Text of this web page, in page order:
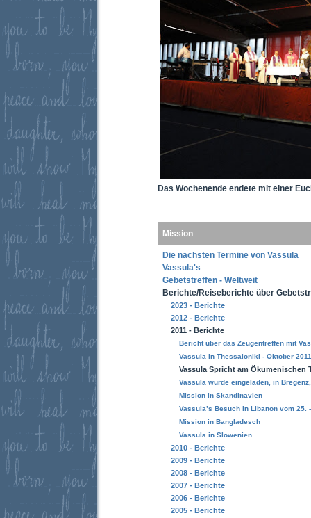
Das Wochenende endete mit einer
Mission
Die nächsten Termine von Vassula
Vassula's
Gebetstreffen - Weltweit
Berichte/Reiseberichte über
2023 - Berichte
2012 - Berichte
2011 - Berichte
Bericht über das Zeugentreffen mit
Vassula in Thessaloniki - Oktober 2011
Vassula Spricht am Ökumenischen
Vassula wurde eingeladen, in
Mission in Skandinavien
Vassula’s Besuch in Libanon vom 25.
Mission in Bangladesch
Vassula in Slowenien
2010 - Berichte
2009 - Berichte
2008 - Berichte
2007 - Berichte
2006 - Berichte
2005 - Berichte